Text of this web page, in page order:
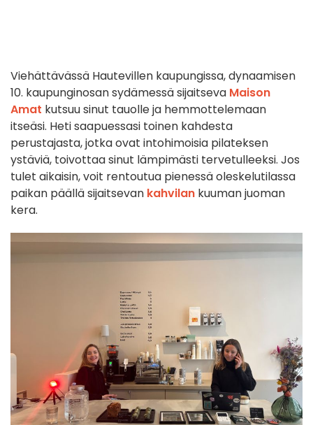
Viehättävässä Hautevillen kaupungissa, dynaamisen
10. kaupunginosan sydämessä sijaitseva Maison
Amat kutsuu sinut tauolle ja hemmottelemaan
itseäsi. Heti saapuessasi toinen kahdesta
perustajasta, jotka ovat intohimoisia pilateksen
ystäviä, toivottaa sinut lämpimästi tervetulleeksi. Jos
tulet aikaisin, voit rentoutua pienessä oleskelutilassa
paikan päällä sijaitsevan kahvilan kuuman juoman
kera.